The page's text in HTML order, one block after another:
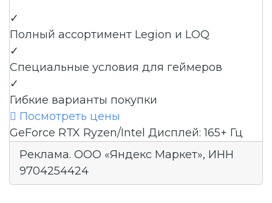
✓
Полный ассортимент Legion и LOQ
✓
Специальные условия для геймеров
✓
Гибкие варианты покупки
 Посмотреть цены
GeForce RTX Ryzen/Intel Дисплей: 165+ Гц
Реклама. ООО «Яндекс Маркет», ИНН
9704254424